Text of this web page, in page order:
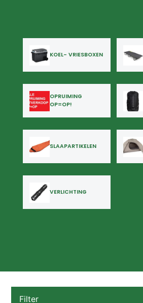
KOEL- VRIESBOXEN
OPRUIMING
OP=OP!
SLAAPARTIKELEN
VERLICHTING
Filter